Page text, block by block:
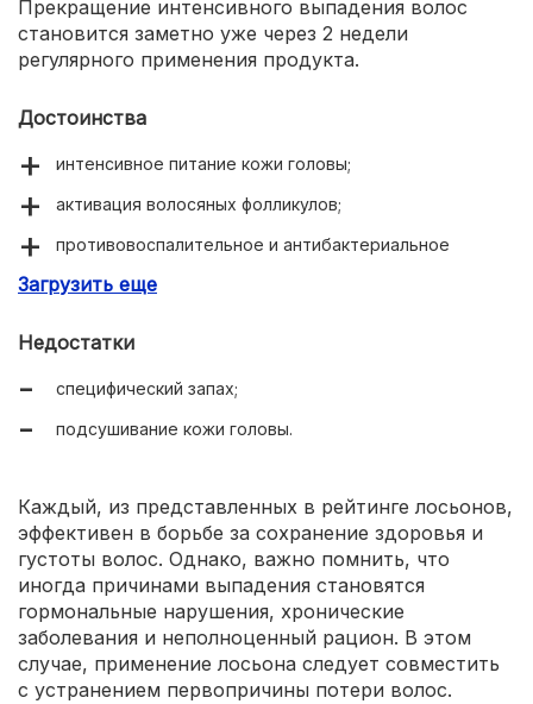
Прекращение интенсивного выпадения волос
становится заметно уже через 2 недели
регулярного применения продукта.
Достоинства
интенсивное питание кожи головы;
активация волосяных фолликулов;
противовоспалительное и антибактериальное
отсутствие отдушек и консервантов в составе;
экономичный расход;
доступная цена;
Загрузить еще
Недостатки
специфический запах;
подсушивание кожи головы.
Каждый, из представленных в рейтинге лосьонов,
эффективен в борьбе за сохранение здоровья и
густоты волос. Однако, важно помнить, что
иногда причинами выпадения становятся
гормональные нарушения, хронические
заболевания и неполноценный рацион. В этом
случае, применение лосьона следует совместить
с устранением первопричины потери волос.